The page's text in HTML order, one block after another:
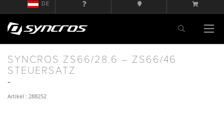
DE
SYNCROS ZS66/28.6 – ZS66/46
STEUERSATZ
Artikel : 288252